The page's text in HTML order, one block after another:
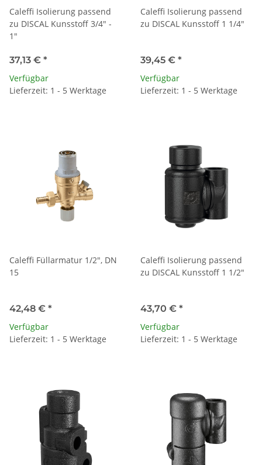
Caleffi Isolierung passend
zu DISCAL Kunsstoff 3/4" -
1"
37,13 € *
Verfügbar
Lieferzeit: 1 - 5 Werktage
Caleffi Isolierung passend
zu DISCAL Kunsstoff 1 1/4"
39,45 € *
Verfügbar
Lieferzeit: 1 - 5 Werktage
Caleffi Füllarmatur 1/2", DN
15
42,48 € *
Verfügbar
Lieferzeit: 1 - 5 Werktage
Caleffi Isolierung passend
zu DISCAL Kunsstoff 1 1/2"
43,70 € *
Verfügbar
Lieferzeit: 1 - 5 Werktage